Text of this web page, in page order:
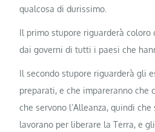
qualcosa di durissimo.
Il primo stupore riguarderà coloro
dai governi di tutti i paesi che
Il secondo stupore riguarderà gli
preparati, e che impareranno che
che servono l’Alleanza, quindi che
lavorano per liberare la Terra, e